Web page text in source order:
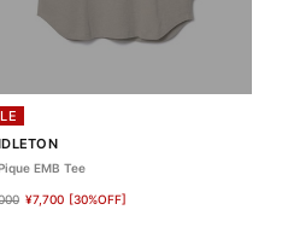
EMB Tee
¥7,700 [30%OFF]